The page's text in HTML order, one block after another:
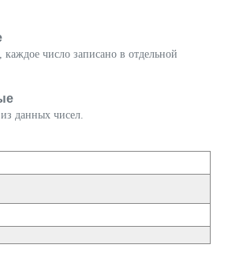
число записано в отдельной
данных чисел.